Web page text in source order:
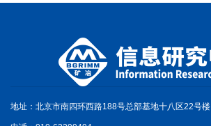
地址：北京市南四环西路188号总部基地十八区22号楼